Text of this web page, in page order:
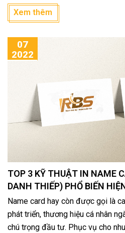
việc giao tiếp và giúp cho doanh
của mình hoặc phát triển thương
Xem thêm
TOP 3 KỸ THUẬT IN NAME
DANH THIẾP) PHỔ BIẾN
Name card hay còn được gọi là
phát triển, thương hiệu cá nhân
chú trọng đầu tư. Phục vụ cho
07
2022